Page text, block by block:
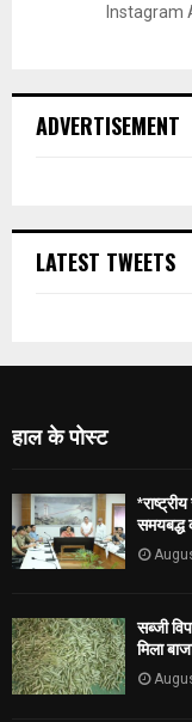
Instagram
ADVERTISEMENT
LATEST TWEETS
हाल के पोस्ट
समयबद्ध
सब्जी
मिला